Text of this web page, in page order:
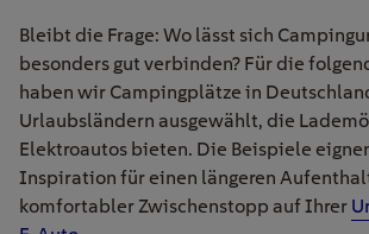
Bleibt die Frage: Wo lässt sich
besonders gut verbinden? Für die
haben wir Campingplätze in
Urlaubsländern ausgewählt, die
Elektroautos bieten. Die Beispiele
Inspiration für einen längeren
komfortabler Zwischenstopp auf Ihrer